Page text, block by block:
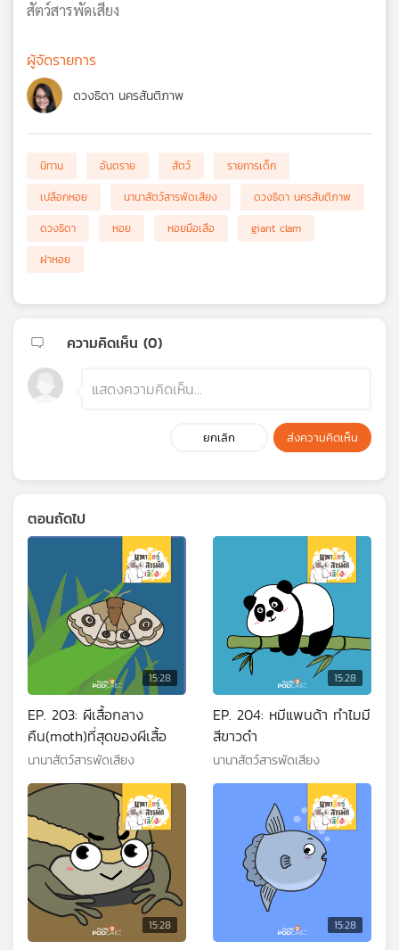
สัตว์สารพัดเสียง
ผู้จัดรายการ
ดวงธิดา นครสันติภาพ
นิทาน อันตราย สัตว์
รายการเด็ก
เปลือกหอย
นานาสัตว์สารพัดเสียง
ดวงธิดา นครสันติภาพ
ดวงธิดา
หอย หอยมือเสือ
giant clam
ฝาหอย
ความคิดเห็น (0)
ยกเลิก ส่งความคิดเห็น
ตอนถัดไป
15:28
EP. 203: ผีเสื้อกลาง
คืน(moth)ที่สุดของผีเสื้อ
นานาสัตว์สารพัดเสียง
15:28
EP. 204: หมีแพนด้า ทำไมมี
สีขาวดำ
นานาสัตว์สารพัดเสียง
15:28 15:28